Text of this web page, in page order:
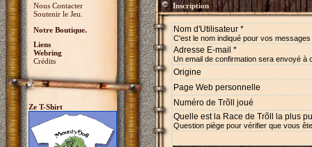
Nous Contacter
Soutenir le Jeu.
Notre Boutique.
Liens
Webring
Crédits
Ze T-Shirt
Inscription
Nom d'Utilisateur *
C'est le nom indiqué pour vos
Adresse E-mail *
Un email de confirmation sera envoyé à
Origine
Page Web personnelle
Numéro de Trõll joué
Quelle est la Race de Trõll la plus
Question piège pour vérifier que vous